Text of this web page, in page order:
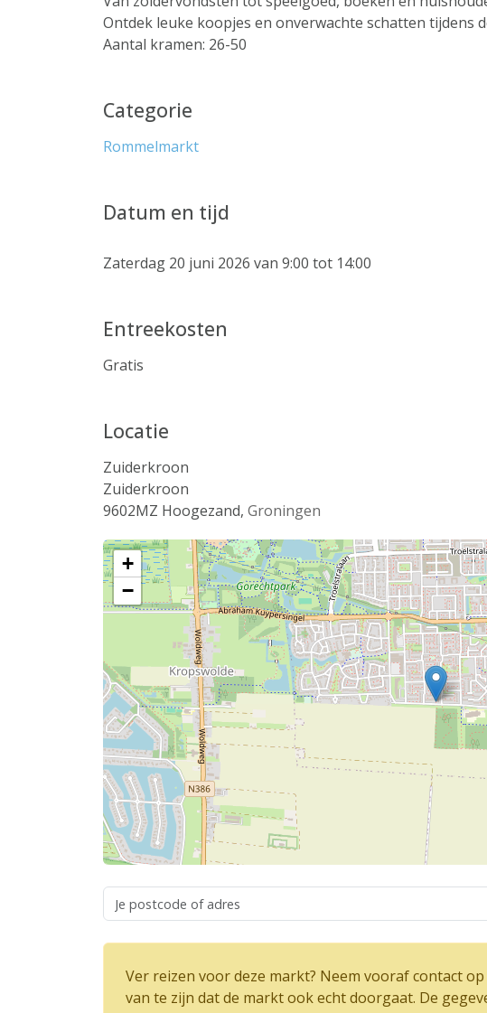
Ontdek leuke koopjes en onverwachte schatten tijdens
Aantal kramen: 26-50
Categorie
Rommelmarkt
Datum en tijd
Zaterdag 20 juni 2026 van 9:00 tot 14:00
Entreekosten
Gratis
Locatie
Zuiderkroon
Zuiderkroon
9602MZ Hoogezand, Groningen
+
−
Ver reizen voor deze markt? Neem vooraf contact
van te zijn dat de markt ook echt doorgaat. De